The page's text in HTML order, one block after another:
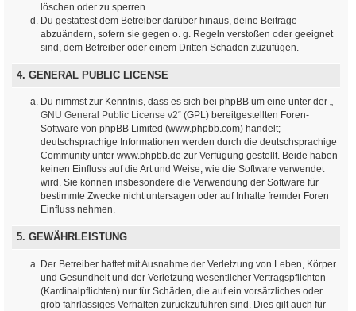
löschen oder zu sperren.
Du gestattest dem Betreiber darüber hinaus, deine Beiträge
abzuändern, sofern sie gegen o. g. Regeln verstoßen oder geeignet
sind, dem Betreiber oder einem Dritten Schaden zuzufügen.
4. GENERAL PUBLIC LICENSE
Du nimmst zur Kenntnis, dass es sich bei phpBB um eine unter der „
GNU General Public License v2“ (GPL) bereitgestellten Foren-
Software von phpBB Limited (www.phpbb.com) handelt;
deutschsprachige Informationen werden durch die deutschsprachige
Community unter www.phpbb.de zur Verfügung gestellt. Beide haben
keinen Einfluss auf die Art und Weise, wie die Software verwendet
wird. Sie können insbesondere die Verwendung der Software für
bestimmte Zwecke nicht untersagen oder auf Inhalte fremder Foren
Einfluss nehmen.
5. GEWÄHRLEISTUNG
Der Betreiber haftet mit Ausnahme der Verletzung von Leben, Körper
und Gesundheit und der Verletzung wesentlicher Vertragspflichten
(Kardinalpflichten) nur für Schäden, die auf ein vorsätzliches oder
grob fahrlässiges Verhalten zurückzuführen sind. Dies gilt auch für